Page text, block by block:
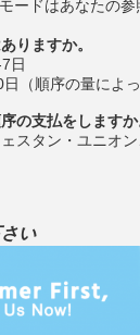
ードはあなたの
りますか。
日
（順序の量によっ
の支払をしますか
スタン・ユニオ
い